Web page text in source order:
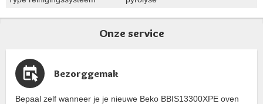
Onze service
Bezorggemak
Bepaal zelf wanneer je je nieuwe Beko BBIS13300XPE oven